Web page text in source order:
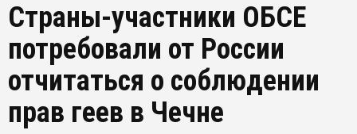
Страны-участники ОБСЕ
потребовали от России
отчитаться о соблюдении
прав геев в Чечне